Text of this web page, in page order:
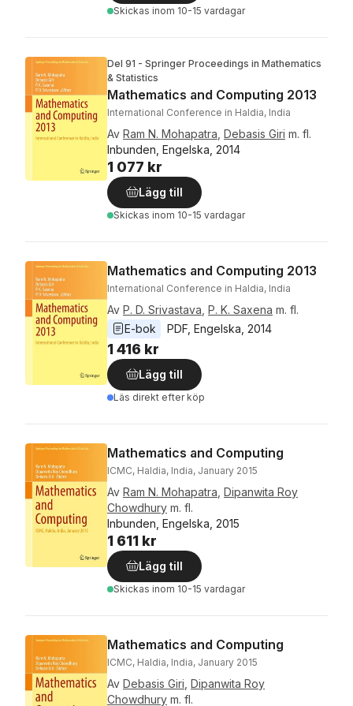
Skickas inom 10-15 vardagar
Del 91 - Springer Proceedings in Mathematics
& Statistics
Mathematics and Computing 2013
International Conference in Haldia, India
Av Ram N. Mohapatra Debasis Giri m. fl.
Inbunden, Engelska, 2014
1 077 kr
Lägg till
Skickas inom 10-15 vardagar
Mathematics and Computing 2013
International Conference in Haldia, India
Av P. D. Srivastava P. K. Saxena m. fl.
E-bok
PDF Engelska 2014
1 416 kr
Lägg till
Läs direkt efter köp
Mathematics and Computing
ICMC, Haldia, India, January 2015
Av Ram N. Mohapatra Dipanwita Roy
Chowdhury m. fl.
Inbunden, Engelska, 2015
1 611 kr
Lägg till
Skickas inom 10-15 vardagar
Mathematics and Computing
ICMC, Haldia, India, January 2015
Av Debasis Giri Dipanwita Roy
Chowdhury m. fl.